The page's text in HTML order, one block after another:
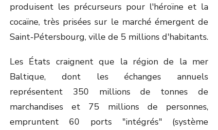
produisent les précurseurs pour l'héroïne et la
cocaïne, très prisées sur le marché émergent de
Saint-Pétersbourg, ville de 5 millions d'habitants.
Les États craignent que la région de la mer
Baltique, dont les échanges annuels
représentent 350 millions de tonnes de
marchandises et 75 millions de personnes,
empruntent 60 ports "intégrés" (système